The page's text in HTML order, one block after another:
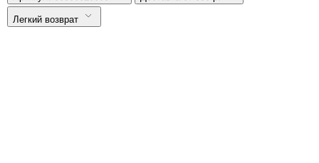
Легкий возврат